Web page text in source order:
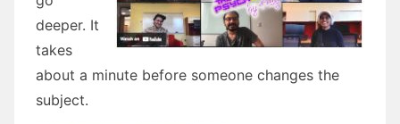
deeper. It
takes
about a minute before someone changes the
subject.